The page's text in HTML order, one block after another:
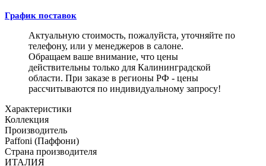
График поставок
Актуальную стоимость, пожалуйста, уточняйте по
телефону, или у менеджеров в салоне.
Обращаем ваше внимание, что цены
действительны только для Калининградской
области. При заказе в регионы РФ - цены
рассчитываются по индивидуальному запросу!
Характеристики
Коллекция
Производитель
Paffoni (Паффони)
Страна производителя
ИТАЛИЯ